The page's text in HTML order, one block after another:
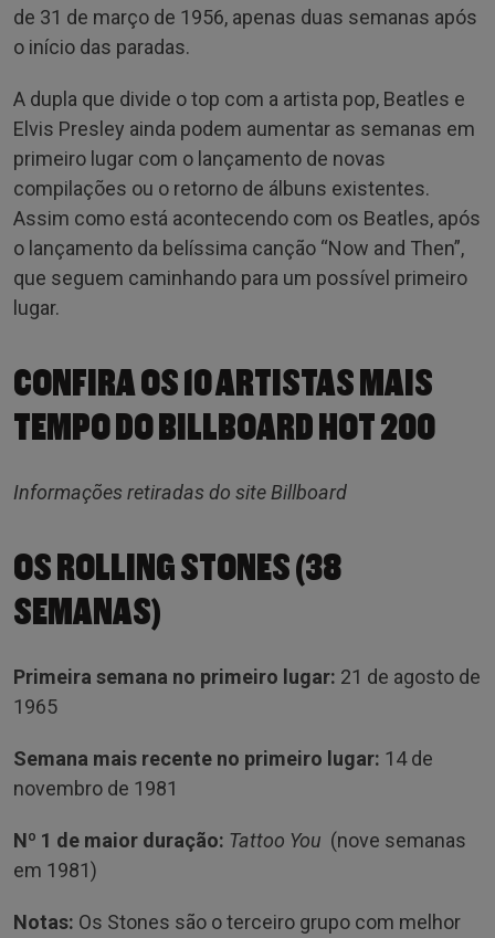
de 31 de março de 1956, apenas duas semanas após
o início das paradas.
A dupla que divide o top com a artista pop, Beatles e
Elvis Presley ainda podem aumentar as semanas em
primeiro lugar com o lançamento de novas
compilações ou o retorno de álbuns existentes.
Assim como está acontecendo com os Beatles, após
o lançamento da belíssima canção “Now and Then”,
que seguem caminhando para um possível primeiro
lugar.
CONFIRA OS 10 ARTISTAS MAIS
TEMPO DO BILLBOARD HOT 200
Informações retiradas do site Billboard
OS ROLLING STONES (38
SEMANAS)
Primeira semana no primeiro lugar: 21 de agosto de
1965
Semana mais recente no primeiro lugar: 14 de
novembro de 1981
Nº 1 de maior duração: Tattoo You (nove semanas
em 1981)
Notas: Os Stones são o terceiro grupo com melhor